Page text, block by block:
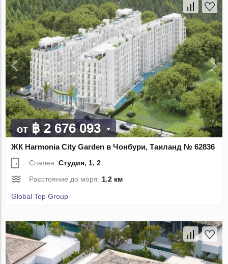
от฿ 2 676 093
ЖК Harmonia City Garden в Чонбури, Таиланд № 62836
Спален:Студия, 1, 2
Расстояние до моря: 1.2 км
Global Top Group